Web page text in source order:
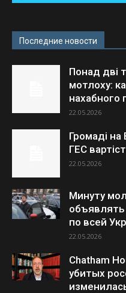
Последние новости
Понад дві
мотлоху:
нахабного
22.05.2026
Громаді на
ГЕС
22.05.2026
Минуту
объявлять
по всей
22.05.2026
Chatham
убитых